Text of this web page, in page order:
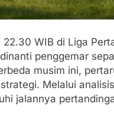
WIB di Liga
penggemar
musim ini,
Melalui
jalannya